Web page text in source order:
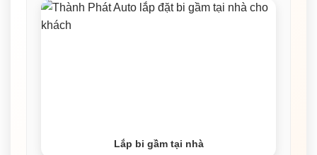
Lắp bi gầm tại nhà